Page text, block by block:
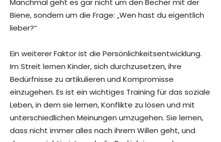
Manchmal geht es gar nicht um den Becher mit der
Biene, sondern um die Frage: „Wen hast du eigentlich
lieber?“
Ein weiterer Faktor ist die Persönlichkeitsentwicklung.
Im Streit lernen Kinder, sich durchzusetzen, ihre
Bedürfnisse zu artikulieren und Kompromisse
einzugehen. Es ist ein wichtiges Training für das soziale
Leben, in dem sie lernen, Konflikte zu lösen und mit
unterschiedlichen Meinungen umzugehen. Sie lernen,
dass nicht immer alles nach ihrem Willen geht, und